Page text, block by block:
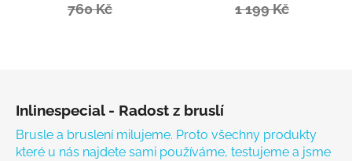
760 Kč 1 199 Kč
Inlinespecial - Radost z bruslí
Brusle a bruslení milujeme. Proto všechny produkty
které u nás najdete sami používáme, testujeme a jsme